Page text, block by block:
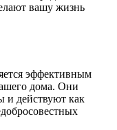
вашу жизнь
эффективным
дома. Они
и действуют как